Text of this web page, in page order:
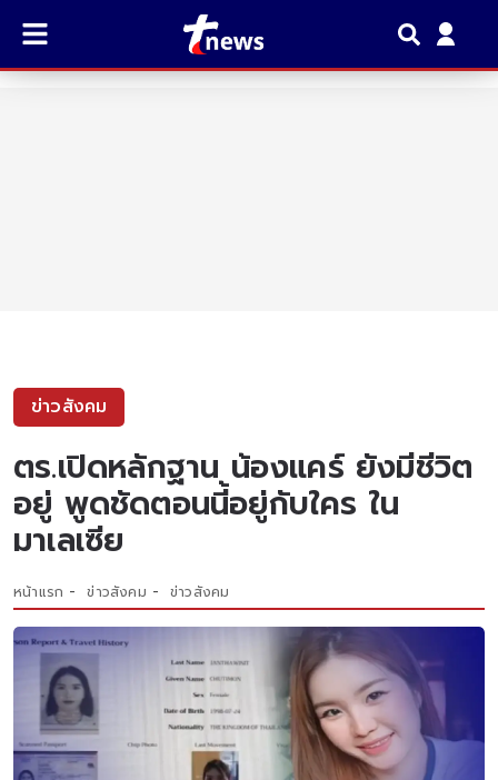
ข่าวสังคม
ตร.เปิดหลักฐาน น้องแคร์ ยังมีชีวิต
อยู่ พูดชัดตอนนี้อยู่กับใคร ใน
มาเลเซีย
หน้าแรก ข่าวสังคม ข่าวสังคม